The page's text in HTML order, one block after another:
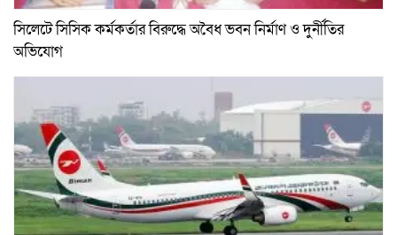
সিলেটে সিসিক কর্মকর্তার বিরুদ্ধে অবৈধ ভবন নির্মাণ ও দুর্নীতির
অভিযোগ